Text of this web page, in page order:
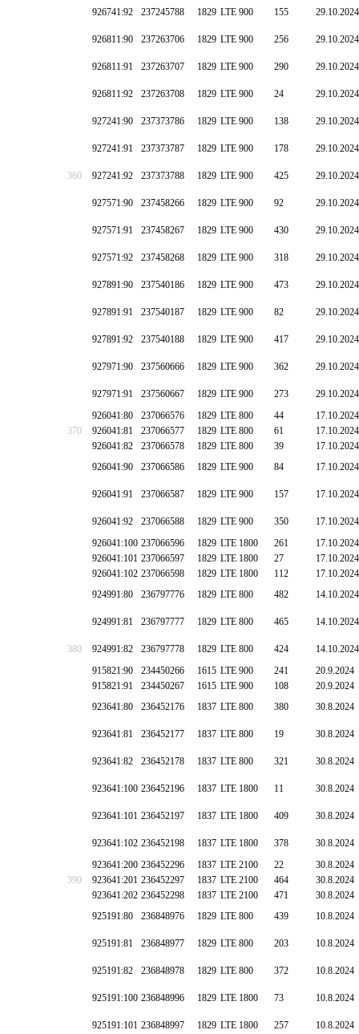
926741:92 237245788 1829 LTE 900 155 29.10.2024
926811:90 237263706 1829 LTE 900 256 29.10.2024
926811:91 237263707 1829 LTE 900 290 29.10.2024
926811:92 237263708 1829 LTE 900 24 29.10.2024
927241:90 237373786 1829 LTE 900 138 29.10.2024
927241:91 237373787 1829 LTE 900 178 29.10.2024
360 927241:92 237373788 1829 LTE 900 425 29.10.2024
927571:90 237458266 1829 LTE 900 92 29.10.2024
927571:91 237458267 1829 LTE 900 430 29.10.2024
927571:92 237458268 1829 LTE 900 318 29.10.2024
927891:90 237540186 1829 LTE 900 473 29.10.2024
927891:91 237540187 1829 LTE 900 82 29.10.2024
927891:92 237540188 1829 LTE 900 417 29.10.2024
927971:90 237560666 1829 LTE 900 362 29.10.2024
927971:91 237560667 1829 LTE 900 273
29.10.2024
926041:80
237066576 1829 LTE 800 44
17.10.2024
370
926041:81 237066577 1829 LTE 800 61
17.10.2024
926041:82
237066578 1829 LTE 800 39
17.10.2024
926041:90
237066586 1829 LTE 900 84 17.10.2024
926041:91 237066587 1829 LTE 900 157 17.10.2024
926041:92 237066588 1829 LTE 900 350
17.10.2024
926041:100 237066596 1829 LTE 1800 261
17.10.2024
926041:101 237066597 1829 LTE 1800 27
17.10.2024
926041:102 237066598 1829 LTE 1800 112
17.10.2024
924991:80
236797776 1829 LTE 800 482 14.10.2024
924991:81 236797777 1829 LTE 800 465 14.10.2024
380 924991:82 236797778 1829 LTE 800 424
14.10.2024
915821:90
234450266 1615 LTE 900 241
20.9.2024
915821:91
234450267 1615 LTE 900 108
20.9.2024
923641:80
236452176 1837 LTE 800 380 30.8.2024
923641:81 236452177 1837 LTE 800 19 30.8.2024
923641:82 236452178 1837 LTE 800 321 30.8.2024
923641:100 236452196 1837 LTE 1800 11 30.8.2024
923641:101 236452197 1837 LTE 1800 409 30.8.2024
923641:102 236452198 1837 LTE 1800 378
30.8.2024
923641:200 236452296 1837 LTE 2100 22
30.8.2024
390
923641:201 236452297 1837 LTE 2100 464
30.8.2024
923641:202 236452298 1837 LTE 2100 471
30.8.2024
925191:80
236848976 1829 LTE 800 439 10.8.2024
925191:81 236848977 1829 LTE 800 203 10.8.2024
925191:82 236848978 1829 LTE 800 372 10.8.2024
925191:100 236848996 1829 LTE 1800 73 10.8.2024
925191:101 236848997 1829 LTE 1800 257 10.8.2024